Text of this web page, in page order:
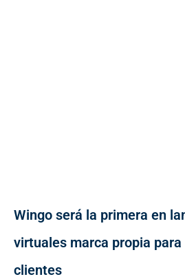
Wingo será la primera en
virtuales marca propia
clientes